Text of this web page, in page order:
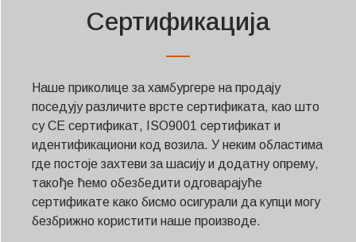
Сертификација
Наше приколице за хамбургере на продају
поседују различите врсте сертификата, као што
су CE сертификат, ISO9001 сертификат и
идентификациони код возила. У неким областима
где постоје захтеви за шасију и додатну опрему,
такође ћемо обезбедити одговарајуће
сертификате како бисмо осигурали да купци могу
безбрижно користити наше производе.